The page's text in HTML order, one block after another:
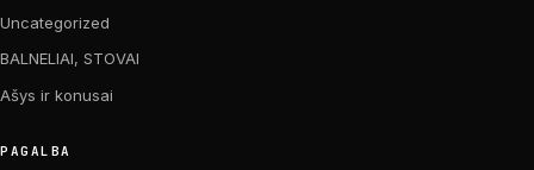
Uncategorized
BALNELIAI, STOVAI
Ašys ir konusai
PAGALBA